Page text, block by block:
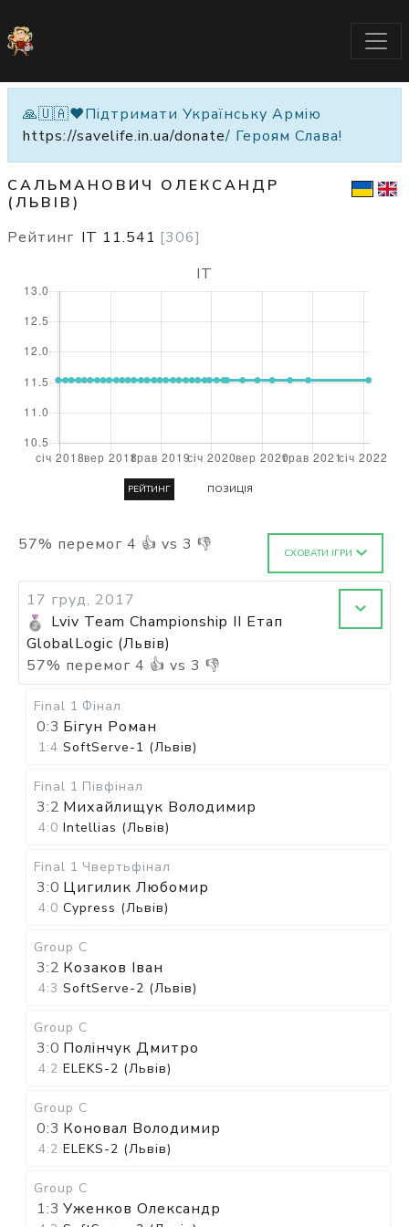
🙏🇺🇦❤️Підтримати Українську Армію
https://savelife.in.ua/donate/ Героям Слава!
САЛЬМАНОВИЧ ОЛЕКСАНДР
(ЛЬВІВ)
Рейтинг IT 11.541 [306]
57% перемог 4 👍 vs 3 👎 СХОВАТИ ІГРИ
17 груд, 2017
Lviv Team Championship II Етап
GlobalLogic (Львів)
57% перемог 4 👍 vs 3 👎
Final 1 Фінал
0:3 Бігун Роман
1:4 SoftServe-1 (Львів)
Final 1 Півфінал
3:2 Михайлищук Володимир
4:0 Intellias (Львів)
Final 1 Чвертьфінал
3:0 Цигилик Любомир
4:0 Cypress (Львів)
Group C
3:2 Козаков Іван
4:3 SoftServe-2 (Львів)
Group C
3:0 Полінчук Дмитро
4:2 ELEKS-2 (Львів)
Group C
0:3 Коновал Володимир
4:2 ELEKS-2 (Львів)
Group C
1:3 Уженков Олександр
IT
РЕЙТИНГ ПОЗИЦІЯ